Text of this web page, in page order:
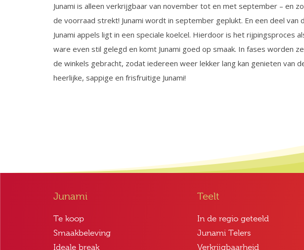
Junami is alleen verkrijgbaar van november tot en met september – en
de voorraad strekt! Junami wordt in september geplukt. En een deel van
Junami appels ligt in een speciale koelcel. Hierdoor is het rijpingsproces
ware even stil gelegd en komt Junami goed op smaak. In fases worden
de winkels gebracht, zodat iedereen weer lekker lang kan genieten van
heerlijke, sappige en frisfruitige Junami!
Junami
Te koop
Smaakbeleving
Ideale break
Teelt
In de regio geteeld
Junami Telers
Verkrijgbaarheid